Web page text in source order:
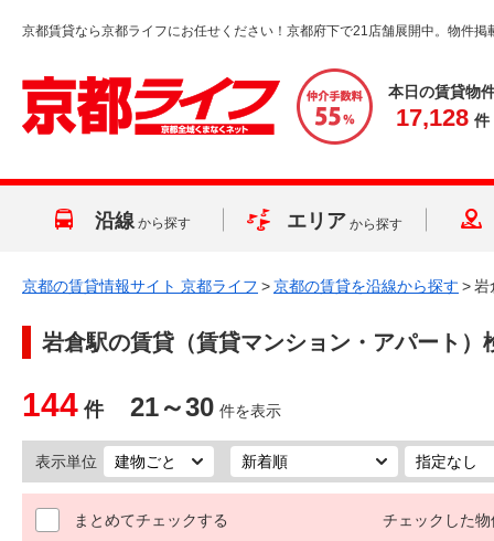
京都賃貸なら京都ライフにお任せください！京都府下で21店舗展開中。物件掲
本日の賃貸物
17,128 件
沿線 から探す エリア から探す
京都の賃貸情報サイト 京都ライフ >京都の賃貸を沿線から探す >岩
岩倉駅の賃貸（賃貸マンション・アパート）
144 件 21～30 件を表示
表示単位
まとめてチェックする チェックした物